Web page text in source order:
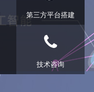
第三方平台搭建
技术咨询